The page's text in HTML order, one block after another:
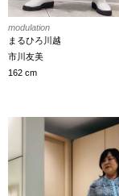
modulation
まるひろ川越
市川友美
162 cm